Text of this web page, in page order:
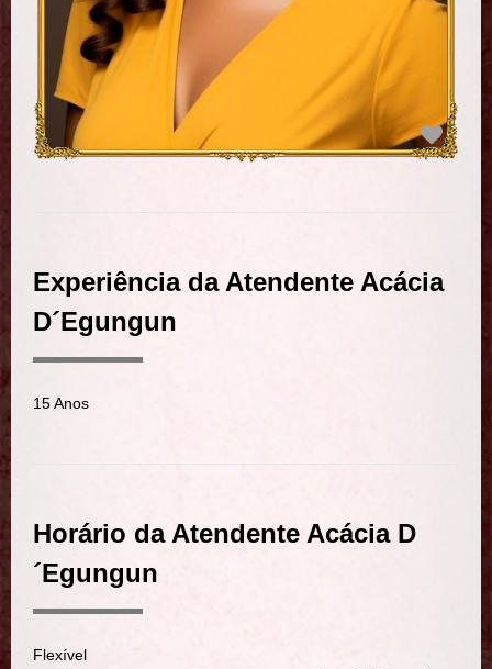
Experiência da Atendente Acácia
D´Egungun
15 Anos
Horário da Atendente Acácia D
´Egungun
Flexível